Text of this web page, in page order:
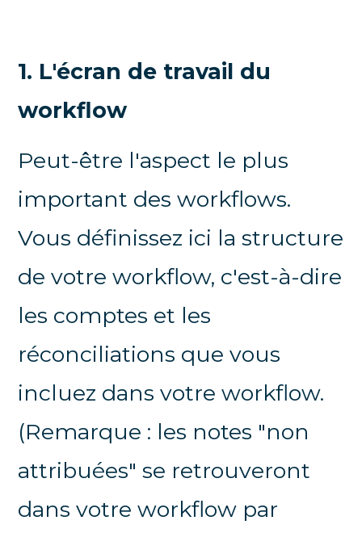
1. L'écran de travail du
workflow
Peut-être l'aspect le plus
important des workflows.
Vous définissez ici la structure
de votre workflow, c'est-à-dire
les comptes et les
réconciliations que vous
incluez dans votre workflow.
(Remarque : les notes "non
attribuées" se retrouveront
dans votre workflow par